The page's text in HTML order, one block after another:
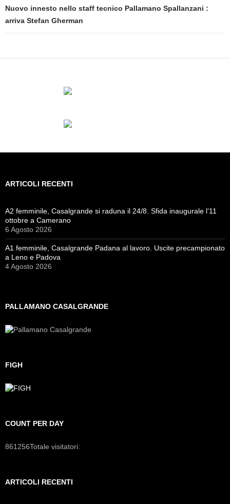
Nuovo innesto nello staff tecnico Pallamano Spallanzani :
arriva Stefan Gherman
ARTICOLI RECENTI
A2 femminile, Casalgrande si raduna il 24/8. Sfida inaugurale l’11
ottobre a Camerano
6 Agosto 2026
A1 femminile, Casalgrande Padana al lavoro. Uscite precampionato
a Leno e Padova
4 Agosto 2026
PALLAMANO CASALGRANDE
FIGH
COUNT PER DAY
861256Totale visitatori:
ARTICOLI RECENTI